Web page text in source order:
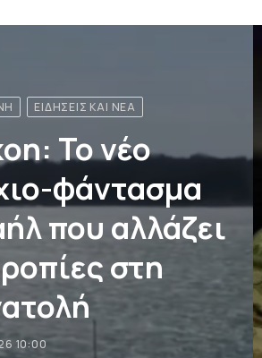
ΚΑΙ ΝΈΑ
προοπτική
Ουκρανίας
ο Ζαλούζνι –
ακούγαμε
18:11